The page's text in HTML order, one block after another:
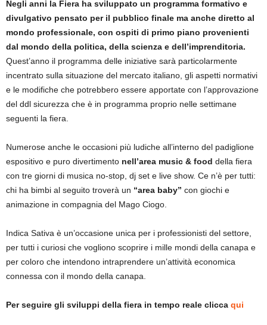
Negli anni la Fiera ha sviluppato un programma formativo e
divulgativo pensato per il pubblico finale ma anche diretto al
mondo professionale, con ospiti di primo piano provenienti
dal mondo della politica, della scienza e dell’imprenditoria.
Quest’anno il programma delle iniziative sarà particolarmente
incentrato sulla situazione del mercato italiano, gli aspetti normativi
e le modifiche che potrebbero essere apportate con l’approvazione
del ddl sicurezza che è in programma proprio nelle settimane
seguenti la fiera.
Numerose anche le occasioni più ludiche all’interno del padiglione
espositivo e puro divertimento nell’area music & food della fiera
con tre giorni di musica no-stop, dj set e live show. Ce n’è per tutti:
chi ha bimbi al seguito troverà un “area baby” con giochi e
animazione in compagnia del Mago Ciogo.
Indica Sativa è un’occasione unica per i professionisti del settore,
per tutti i curiosi che vogliono scoprire i mille mondi della canapa e
per coloro che intendono intraprendere un’attività economica
connessa con il mondo della canapa.
Per seguire gli sviluppi della fiera in tempo reale clicca qui